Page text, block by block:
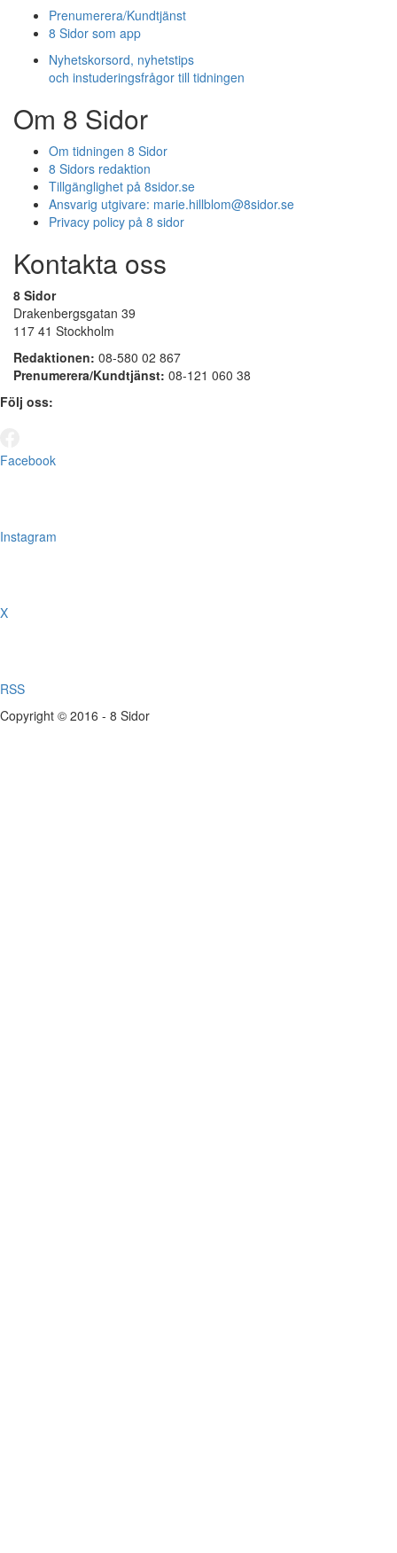
Prenumerera/Kundtjänst
8 Sidor som app
Nyhetskorsord, nyhetstips
och instuderingsfrågor till tidningen
Om 8 Sidor
Om tidningen 8 Sidor
8 Sidors redaktion
Tillgänglighet på 8sidor.se
Ansvarig utgivare: marie.hillblom@8sidor.se
Privacy policy på 8 sidor
Kontakta oss
8 Sidor
Drakenbergsgatan 39
117 41 Stockholm
Redaktionen: 08-580 02 867
Prenumerera/Kundtjänst: 08-121 060 38
Följ oss:
Facebook
Instagram
X
RSS
Copyright © 2016 - 8 Sidor